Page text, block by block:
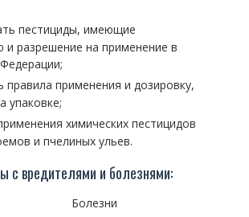
пестициды, имеющие
и разрешение на применение в
применения и дозировку,
упаковке;
химических пестицидов
и пчелиных ульев.
с вредителями и болезнями:
Болезни